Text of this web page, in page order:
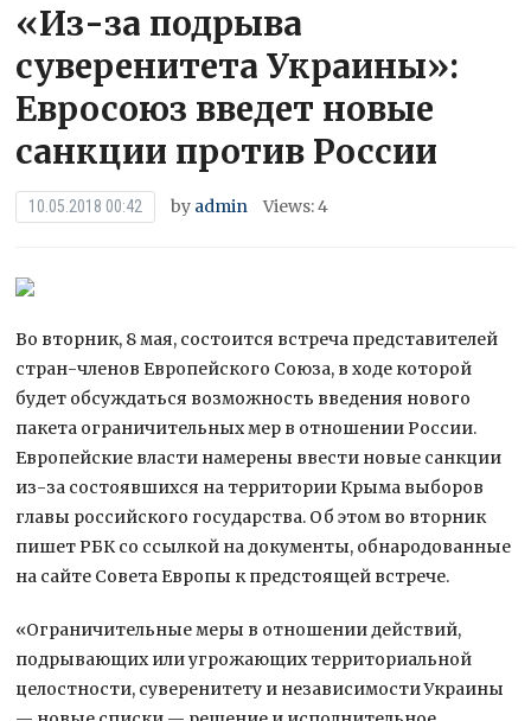
«Из-за подрыва
суверенитета Украины»:
Евросоюз введет новые
санкции против России
10.05.2018 00:42 by admin Views: 4
Во вторник, 8 мая, состоится встреча представителей
стран-членов Европейского Союза, в ходе которой
будет обсуждаться возможность введения нового
пакета ограничительных мер в отношении России.
Европейские власти намерены ввести новые санкции
из-за состоявшихся на территории Крыма выборов
главы российского государства. Об этом во вторник
пишет РБК со ссылкой на документы, обнародованные
на сайте Совета Европы к предстоящей встрече.
«Ограничительные меры в отношении действий,
подрывающих или угрожающих территориальной
целостности, суверенитету и независимости Украины